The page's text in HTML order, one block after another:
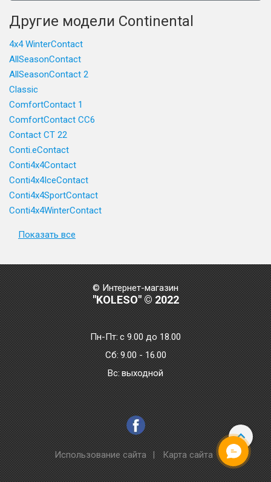
Другие модели Continental
4x4 WinterContact
AllSeasonContact
AllSeasonContact 2
Classic
ComfortContact 1
ComfortContact CC6
Contact CT 22
Conti.eContact
Conti4x4Contact
Conti4x4IceContact
Conti4x4SportContact
Conti4x4WinterContact
Показать все
© Интернет-магазин
"KOLESO" © 2022
Пн-Пт:с 9.00 до 18.00
Сб: 9.00 - 16.00
Bc: выходной
Использование сайта | Карта сайта